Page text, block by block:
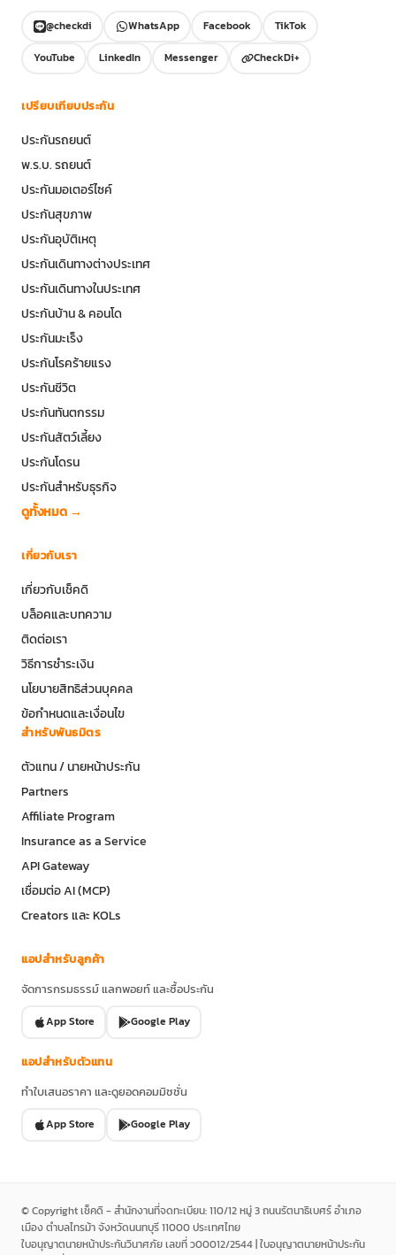
@checkdi WhatsApp Facebook
TikTok
YouTube
LinkedIn Messenger CheckDi+
เปรียบเทียบประกัน
ประกันรถยนต์
พ.ร.บ. รถยนต์
ประกันมอเตอร์ไซค์
ประกันสุขภาพ
ประกันอุบัติเหตุ
ประกันเดินทางต่างประเทศ
ประกันเดินทางในประเทศ
ประกันบ้าน & คอนโด
ประกันมะเร็ง
ประกันโรคร้ายแรง
ประกันชีวิต
ประกันทันตกรรม
ประกันสัตว์เลี้ยง
ประกันโดรน
ประกันสำหรับธุรกิจ
ดูทั้งหมด →
เกี่ยวกับเรา
เกี่ยวกับเช็คดิ
บล็อคและบทความ
ติดต่อเรา
วิธีการชำระเงิน
นโยบายสิทธิส่วนบุคคล
ข้อกำหนดและเงื่อนไข
สำหรับพันธมิตร
ตัวแทน / นายหน้าประกัน
Partners
Affiliate Program
Insurance as a Service
API Gateway
เชื่อมต่อ AI (MCP)
Creators และ KOLs
แอปสำหรับลูกค้า
จัดการกรมธรรม์ แลกพอยท์ และซื้อประกัน
App Store Google Play
แอปสำหรับตัวแทน
ทำใบเสนอราคา และดูยอดคอมมิชชั่น
App Store Google Play
© Copyright เช็คดิ - สำนักงานที่จดทะเบียน: 110/12 หมู่ 3 ถนนรัตนาธิเบศร์ อำเภอ
เมือง ตำบลไทรม้า จังหวัดนนทบุรี 11000 ประเทศไทย
ใบอนุญาตนายหน้าประกันวินาศภัย เลขที่ ว00012/2544 | ใบอนุญาตนายหน้าประกัน